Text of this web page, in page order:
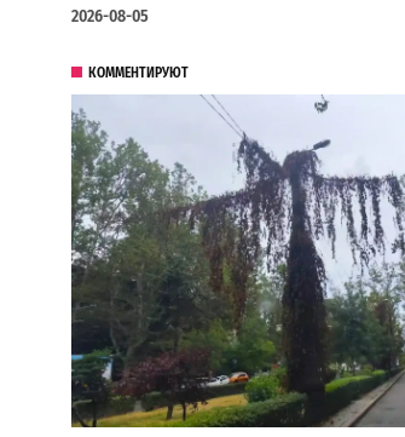
2026-08-05
КОММЕНТИРУЮТ